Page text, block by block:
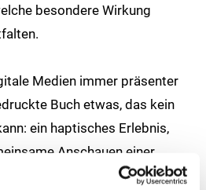
besondere Wirkung
Medien immer präsenter
Buch etwas, das kein
ein haptisches Erlebnis,
Anschauen einer
Begreifen. Die Kinder folgen